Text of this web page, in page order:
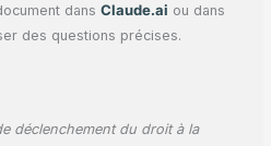
dans Claude.ai ou dans
des questions précises.
déclenchement du droit à la